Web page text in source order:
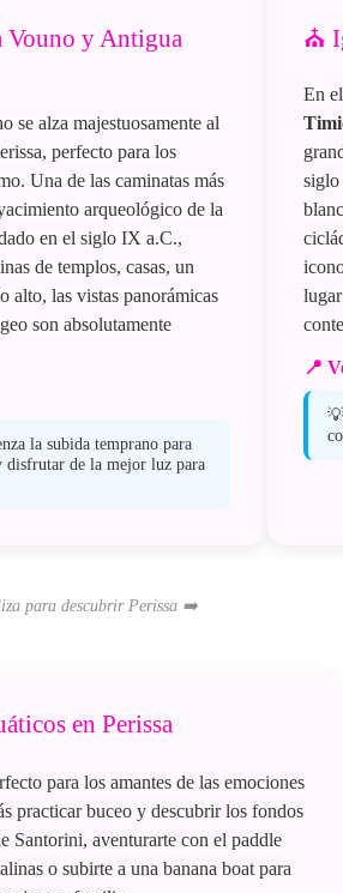
y Antigua
se alza majestuosamente al
perfecto para los
Una de las caminatas más
arqueológico de la
en el siglo IX a.C.,
de templos, casas, un
alto, las vistas panorámicas
son absolutamente
la subida temprano para
disfrutar de la mejor luz para
⛪
En
siglo
📍
para descubrir Perissa ➡️
en Perissa
para los amantes de las emociones
practicar buceo y descubrir los fondos
Santorini, aventurarte con el paddle
o subirte a una banana boat para